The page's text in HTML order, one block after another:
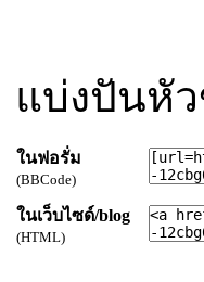
แบ่งปันหั
ในฟอรั่ม
(BBCode)
ในเว็บไซด์/blog
(HTML)